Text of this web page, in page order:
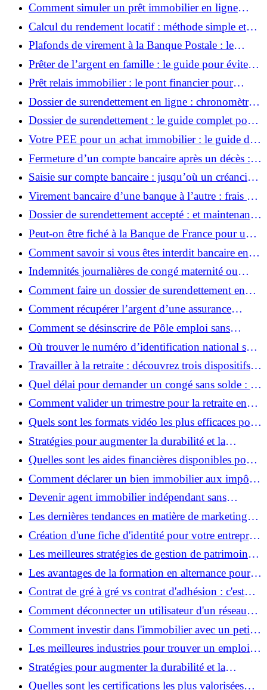
Comment simuler un prêt immobilier en ligne
facilement ?
Calcul du rendement locatif : méthode simple et
exemple concret
Plafonds de virement à la Banque Postale : le
guide 2025 pour débloquer vos paiements
Prêter de l’argent en famille : le guide pour éviter
les pièges du fisc
Prêt relais immobilier : le pont financier pour
réussir votre projet d’achat-vente
Dossier de surendettement en ligne : chronomètre
en main, quels délais attendre ?
Dossier de surendettement : le guide complet pour
déposer votre demande
Votre PEE pour un achat immobilier : le guide du
déblocage anticipé
Fermeture d’un compte bancaire après un décès :
quels sont les délais légaux ? Le Cri du Peuple
Saisie sur compte bancaire : jusqu’où un créancier
peut-il aller ?
Virement bancaire d’une banque à l’autre : frais et
délais à la loupe
Dossier de surendettement accepté : et maintenant,
quelle est la suite ?
Peut-on être fiché à la Banque de France pour un
découvert ? Les réponses à vos questions
Comment savoir si vous êtes interdit bancaire en
ligne : vérifiez votre situation facilement
Indemnités journalières de congé maternité ou
retraite : quel impact sur vos droits ?
Comment faire un dossier de surendettement en
ligne ?
Comment récupérer l’argent d’une assurance
accident de la vie : vos droits et démarches
Comment se désinscrire de Pôle emploi sans
supprimer votre compte ?
Où trouver le numéro d’identification national sur
la nouvelle carte d’identité ou passeport ?
Travailler à la retraite : découvrez trois dispositifs à
ne pas manquer en 2025
Quel délai pour demander un congé sans solde : les
règles à connaître pour éviter les refus
Comment valider un trimestre pour la retraite en
2025 : ce qu’il faut savoir pour optimiser vos
droits
Quels sont les formats vidéo les plus efficaces pour
les réseaux sociaux en 2024 ?
Stratégies pour augmenter la durabilité et la
responsabilité sociale des entreprises : Un chemin
vers l'excellence
Quelles sont les aides financières disponibles pour
les retraités non-imposables ?
Comment déclarer un bien immobilier aux impôts :
Le guide exhaustif pour les propriétaires
Devenir agent immobilier indépendant sans
diplôme : étapes clés et conseils pratiques
Les dernières tendances en matière de marketing
numérique pour les petites entreprises
Création d'une fiche d'identité pour votre entreprise
: quels éléments inclure pour se démarquer ?
Les meilleures stratégies de gestion de patrimoine
pour les jeunes adultes
Les avantages de la formation en alternance pour
les étudiants et les entreprises
Contrat de gré à gré vs contrat d'adhésion : c'est
quoi la différence ?
Comment déconnecter un utilisateur d'un réseau
Wifi d'entreprise ?
Comment investir dans l'immobilier avec un petit
budget : meilleures stratégies
Les meilleures industries pour trouver un emploi
en période de récession
Stratégies pour augmenter la durabilité et la
responsabilité sociale des entreprises : Un chemin
Quelles sont les certifications les plus valorisées